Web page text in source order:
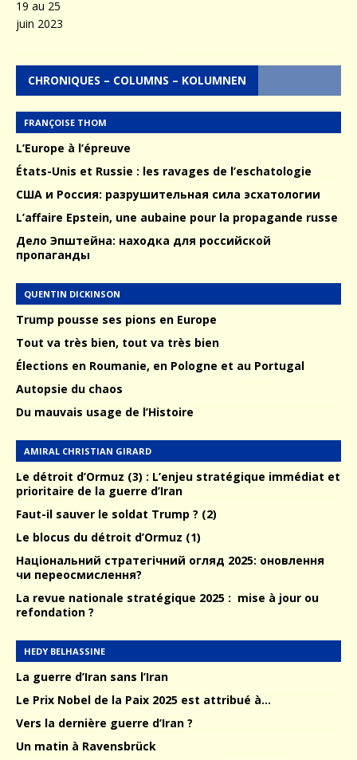
CHRONIQUES – COLUMNS – KOLUMNEN
FRANÇOISE THOM
L’Europe à l’épreuve
États-Unis et Russie : les ravages de l’eschatologie
США и Россия: разрушительная сила эсхатологии
L’affaire Epstein, une aubaine pour la propagande russe
Дело Эпштейна: находка для российской
пропаганды
QUENTIN DICKINSON
Trump pousse ses pions en Europe
Tout va très bien, tout va très bien
Élections en Roumanie, en Pologne et au Portugal
Autopsie du chaos
Du mauvais usage de l’Histoire
AMIRAL CHRISTIAN GIRARD
Le détroit d’Ormuz (3) : L’enjeu stratégique immédiat et
prioritaire de la guerre d’Iran
Faut-il sauver le soldat Trump ? (2)
Le blocus du détroit d’Ormuz (1)
Національний стратегічний огляд 2025: оновлення
чи переосмислення?
La revue nationale stratégique 2025 : mise à jour ou
refondation ?
HEDY BELHASSINE
La guerre d’Iran sans l’Iran
Le Prix Nobel de la Paix 2025 est attribué à…
Vers la dernière guerre d’Iran ?
Un matin à Ravensbrück